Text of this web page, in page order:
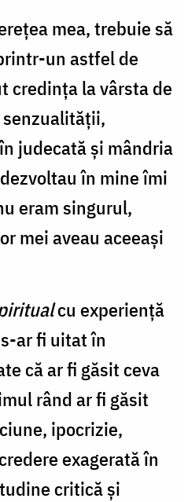
mea, trebuie să
un astfel de
credința la vârsta de
judecată și mândria
în mine îmi
eram singurul,
mei aveau aceeași
cu experiență
ar fi uitat în
că ar fi găsit ceva
rând ar fi găsit
ipocrizie,
exagerată în
critică și